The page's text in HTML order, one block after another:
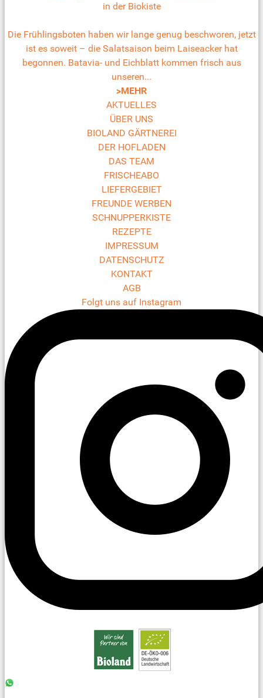
in der Biokiste
Die Frühlingsboten haben wir lange genug beschworen, jetzt
ist es soweit – die Salatsaison beim Laiseacker hat
begonnen. Batavia- und Eichblatt kommen frisch aus
unseren...
>MEHR
AKTUELLES
ÜBER UNS
BIOLAND GÄRTNEREI
DER HOFLADEN
DAS TEAM
FRISCHEABO
LIEFERGEBIET
FREUNDE WERBEN
SCHNUPPERKISTE
REZEPTE
IMPRESSUM
DATENSCHUTZ
KONTAKT
AGB
Folgt uns auf Instagram